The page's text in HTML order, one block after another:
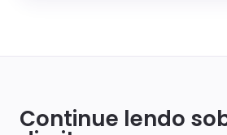
Continue lendo